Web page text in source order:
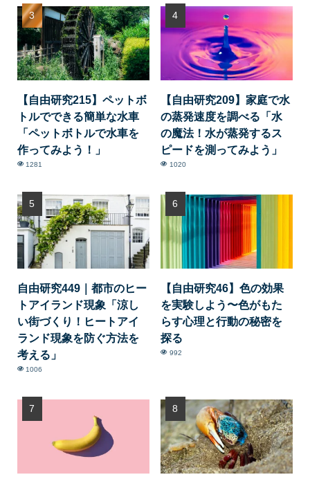
【自由研究215】ペットボ
トルでできる簡単な水車
「ペットボトルで水車を
作ってみよう！」
1281
【自由研究209】家庭で水
の蒸発速度を調べる「水
の魔法！水が蒸発するス
ピードを測ってみよう」
1020
自由研究449｜都市のヒー
トアイランド現象「涼し
い街づくり！ヒートアイ
ランド現象を防ぐ方法を
考える」
1006
【自由研究46】色の効果
を実験しよう〜色がもた
らす心理と行動の秘密を
探る
992